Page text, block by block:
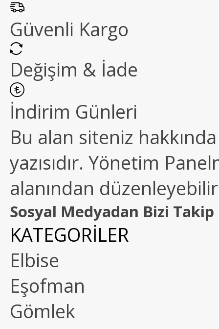
Güvenli Kargo
Değişim & İade
İndirim Günleri
Bu alan siteniz
yazısıdır. Yönetim
alanından
Sosyal Medyadan Bizi Takip
KATEGORİLER
Elbise
Eşofman
Gömlek